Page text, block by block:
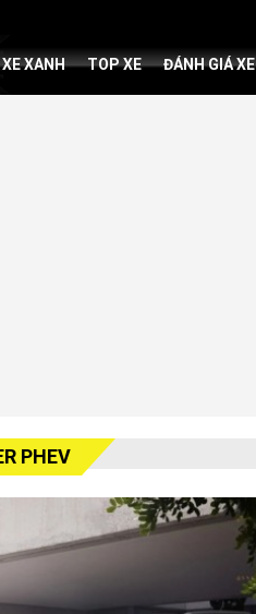
XE XANH TOP XE ĐÁNH GIÁ XE
PHEV